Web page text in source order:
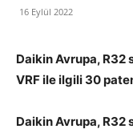
16 Eylül 2022
Daikin Avrupa,
VRF ile ilgili 30
Daikin Avrupa,